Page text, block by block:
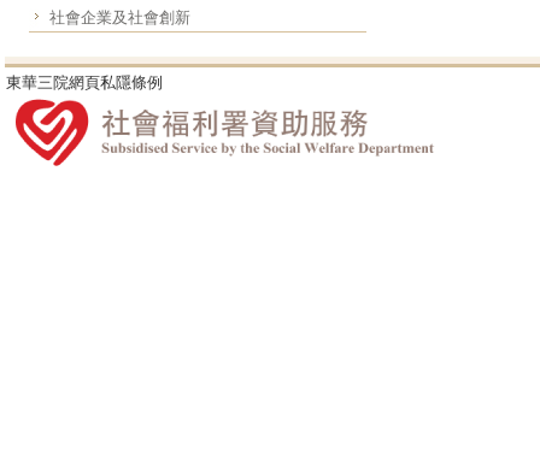
社會企業及社會創新
東華三院網頁私隱條例